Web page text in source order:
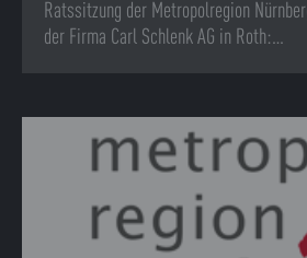
Ratssitzung der Metropolregion
der Firma Carl Schlenk AG in Roth:…